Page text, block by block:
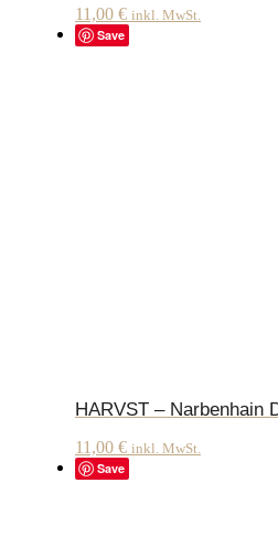
11,00 € inkl. MwSt.
Save
HARVST – Narbenhain
11,00 € inkl. MwSt.
Save